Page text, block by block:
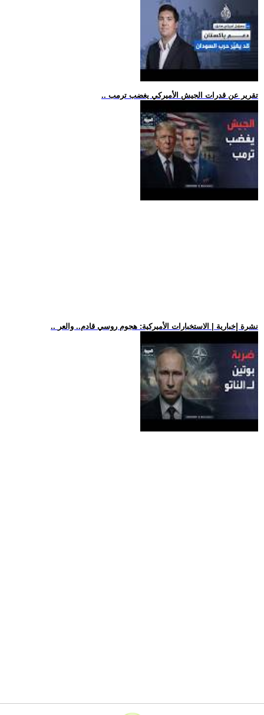
.. تقرير عن قدرات الجيش الأميركي يغضب ترمب
.. نشرة إخبارية | الاستخبارات الأميركية: هجوم روسي قادم.. والعر